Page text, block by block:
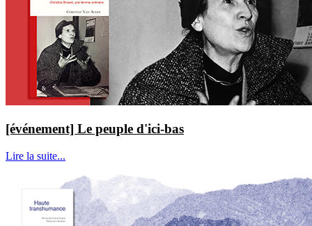
[événement] Le peuple d'ici-bas
Lire la suite...